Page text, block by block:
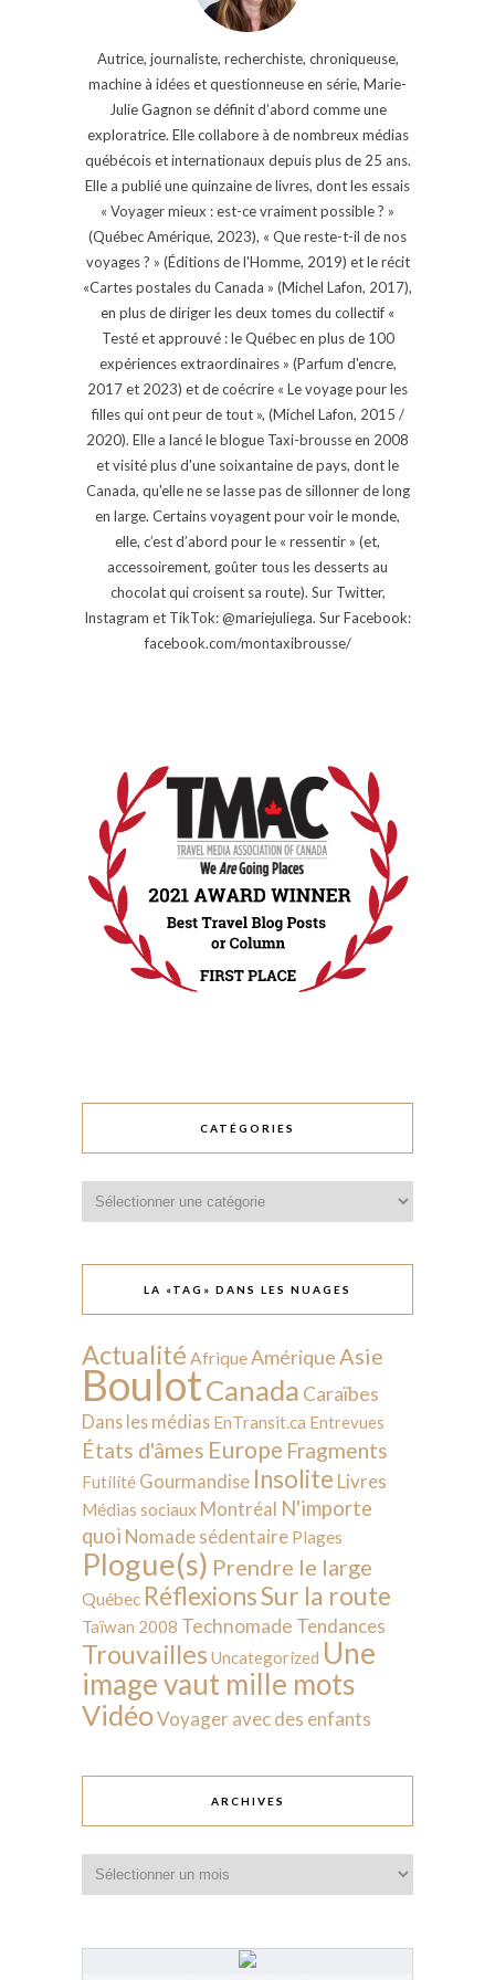
Autrice, journaliste, recherchiste, chroniqueuse,
machine à idées et questionneuse en série, Marie-
Julie Gagnon se définit d’abord comme une
exploratrice. Elle collabore à de nombreux médias
québécois et internationaux depuis plus de 25 ans.
Elle a publié une quinzaine de livres, dont les essais
« Voyager mieux : est-ce vraiment possible ? »
(Québec Amérique, 2023), « Que reste-t-il de nos
voyages ? » (Éditions de l'Homme, 2019) et le récit
«Cartes postales du Canada » (Michel Lafon, 2017),
en plus de diriger les deux tomes du collectif «
Testé et approuvé : le Québec en plus de 100
expériences extraordinaires » (Parfum d'encre,
2017 et 2023) et de coécrire « Le voyage pour les
filles qui ont peur de tout », (Michel Lafon, 2015 /
2020). Elle a lancé le blogue Taxi-brousse en 2008
et visité plus d'une soixantaine de pays, dont le
Canada, qu'elle ne se lasse pas de sillonner de long
en large. Certains voyagent pour voir le monde,
elle, c’est d’abord pour le « ressentir » (et,
accessoirement, goûter tous les desserts au
chocolat qui croisent sa route). Sur Twitter,
Instagram et TikTok: @mariejuliega. Sur Facebook:
facebook.com/montaxibrousse/
CATÉGORIES
LA «TAG» DANS LES NUAGES
Actualité AfriqueAmérique Asie
BoulotCanada Caraïbes
Dans les médias EnTransit.ca Entrevues
États d'âmes Europe Fragments
Futilité Gourmandise Insolite Livres
Médias sociaux Montréal N'importe
quoi Nomade sédentaire Plages
Plogue(s) Prendre le large
Québec RéflexionsSur la route
Taïwan 2008 Technomade Tendances
Trouvailles Uncategorized Une
image vaut mille mots
VidéoVoyager avec des enfants
ARCHIVES